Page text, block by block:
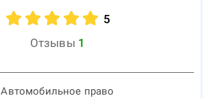
5
Отзывы 1
Автомобильное право